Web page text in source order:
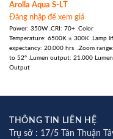
Arolla Aqua S-LT
Đăng nhập để xem giá
Power: 350W .CRI: 70+ .Color
Temperature: 6500K ± 300K .Lamp
expectancy: 20.000 hrs .Zoom
to 52° .Lumen output: 21.000 Lumen
Output
THÔNG TIN LIÊN HỆ
Trụ sở : 17/5 Tân Thuận